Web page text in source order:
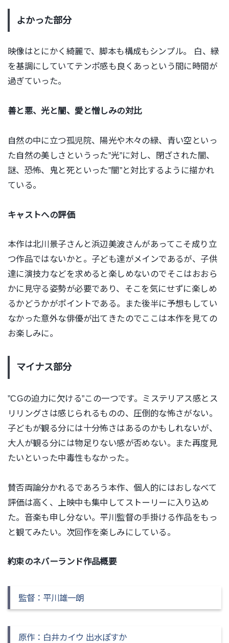
よかった部分
映像はとにかく綺麗で、脚本も構成も シンプル。 白、緑
を基調にしていてテンポ感も良くあっという間に時間が
過ぎていった。
善と悪、光と闇、愛と憎しみの対比
自然の中に立つ孤児院、陽光や木々の緑、青い空といっ
た自然の美しさというった”光”に対し、閉ざされた闇、
謎、恐怖、鬼と死といった”闇”と対比するように描かれ
ている。
キャストへの評価
本作は北川景子さんと浜辺美波さんがあってこそ成り立
つ作品ではないかと。 子ども達がメインであるが、子供
達に演技力などを求めると楽しめないのでそこはおおら
かに見守る姿勢が必要であり、 そこを気にせずに楽しめ
るかどうかがポイントである。また後半に予想もしてい
なかった意外な俳優が出てきたのでここは本作を見ての
お楽しみに。
マイナス部分
”CGの迫力に欠ける”この一つです。 ミステリアス感とス
リリングさは感じられるものの、圧倒的な怖さがない。
子どもが観る分には十分怖さはあるのかもしれないが、
大人が観る分には物足りない感が否めない。また再度 見
たいといった中毒性もなかった。
賛否両論分かれるであろう 本作、個人的にはおしなべて
評価は高く、上映中も集中してストーリーに入り込め
た。音楽も申し分ない。平川監督の手掛ける作品をもっ
と観てみたい。次回作を楽しみにしている。
約束のネバーランド作品概要
監督：平川雄一朗
原作：白井カイウ 出水ぽすか